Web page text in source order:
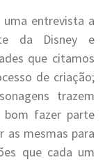
entrevista a
da Disney e
que citamos
de criação;
trazem
bom fazer parte
as mesmas para
que cada um